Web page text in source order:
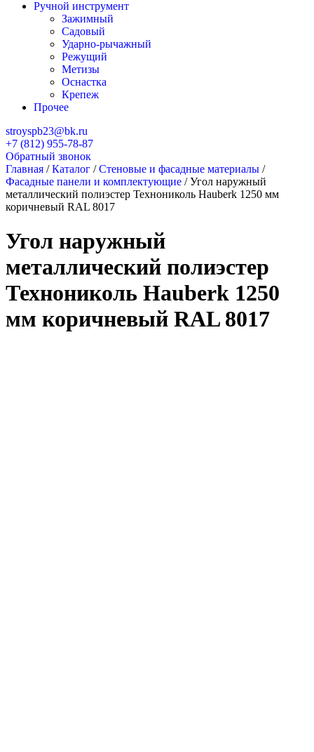
Ручной инструмент
Зажимный
Садовый
Ударно-рычажный
Режущий
Метизы
Оснастка
Крепеж
Прочее
stroyspb23@bk.ru
+7 (812) 955-78-87
Обратный звонок
Главная /Каталог /Стеновые и фасадные материалы /
Фасадные панели и комплектующие /Угол наружный
металлический полиэстер Технониколь Hauberk 1250 мм
коричневый RAL 8017
Угол наружный
металлический полиэстер
Технониколь Hauberk 1250
мм коричневый RAL 8017